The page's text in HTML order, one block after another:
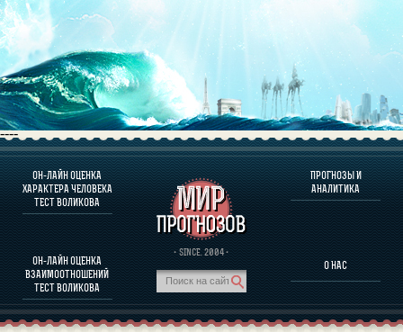
----
ОН-ЛАЙН ОЦЕНКА
ХАРАКТЕРА ЧЕЛОВЕКА
ТЕСТ ВОЛИКОВА
ОН-ЛАЙН ОЦЕНКА
ВЗАИМООТНОШЕНИЙ
ТЕСТ ВОЛИКОВА
· SINCE. 2004 ·
ПРОГНОЗЫ И
АНАЛИТИКА
О НАС
О ПРОГРАММЕ
ОЦЕНКА ХАРАКТЕРA ЧЕЛОВЕКА
ОЦЕНКА ХАРАКТЕРА ВЫДАЮЩИХСЯ ЛИЧНОСТЕЙ
О ПРОГРАММЕ
ПРОГНОЗЫ И АНАЛИТИКА